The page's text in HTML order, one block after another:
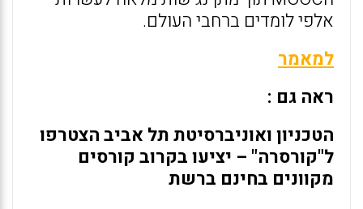
אלפי לומדים ברחבי העולם.
למאמר
ראה גם :
הטכניון ואוניברסיטת תל אביב הצטרפו
ל"קורסרה" – יציעו בקרוב קורסים
מקוונים בחינם ברשת